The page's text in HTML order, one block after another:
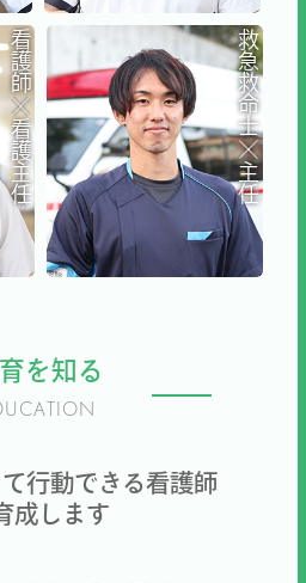
看
護
師
看
護
主
任
救
急
救
命
士
主
任
を知る
行動できる看護師
成します